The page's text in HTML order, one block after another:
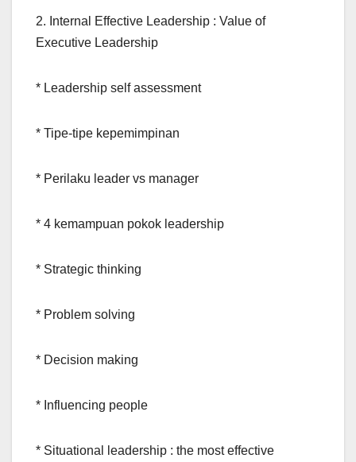
2. Internal Effective Leadership : Value of
Executive Leadership
* Leadership self assessment
* Tipe-tipe kepemimpinan
* Perilaku leader vs manager
* 4 kemampuan pokok leadership
* Strategic thinking
* Problem solving
* Decision making
* Influencing people
* Situational leadership : the most effective